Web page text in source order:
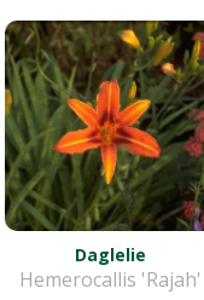
Daglelie
Hemerocallis 'Rajah'